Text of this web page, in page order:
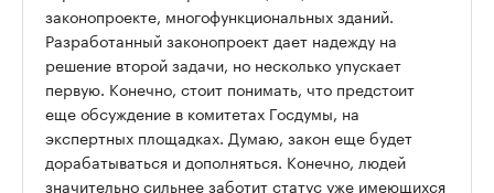
законопроекте, многофункциональных зданий.
Разработанный законопроект дает надежду на
решение второй задачи, но несколько упускает
первую. Конечно, стоит понимать, что предстоит
еще обсуждение в комитетах Госдумы, на
экспертных площадках. Думаю, закон еще будет
дорабатываться и дополняться. Конечно, людей
значительно сильнее заботит статус уже имеющихся